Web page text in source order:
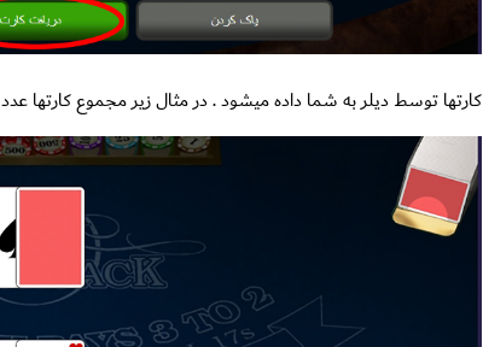
کارتها توسط دیلر به شما داده میشود . در مثال زیر مجموع کارتها عدد 12 است و دوباره درخواست کارت میکنیم.